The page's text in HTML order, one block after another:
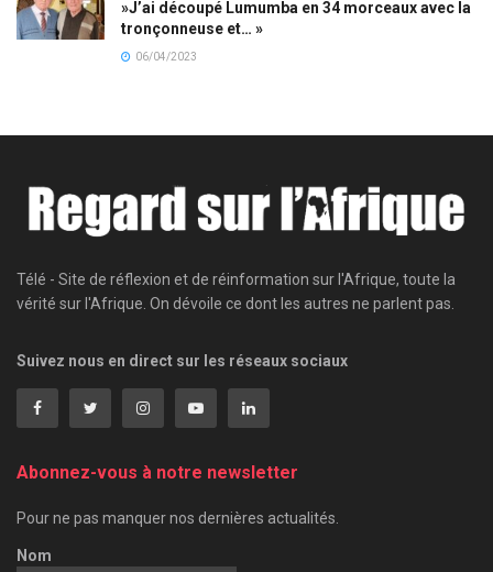
»J’ai découpé Lumumba en 34 morceaux avec la
tronçonneuse et… »
06/04/2023
Télé - Site de réflexion et de réinformation sur l'Afrique, toute la
vérité sur l'Afrique. On dévoile ce dont les autres ne parlent pas.
Suivez nous en direct sur les réseaux sociaux
Abonnez-vous à notre newsletter
Pour ne pas manquer nos dernières actualités.
Nom